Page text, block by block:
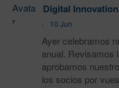
Avata
r
Digital
·
10 Jun
Ayer celebramos
anual. Revisamos
aprobamos
los socios por